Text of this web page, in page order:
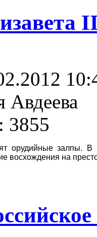
3855
орудийные залпы. В
восхождения на